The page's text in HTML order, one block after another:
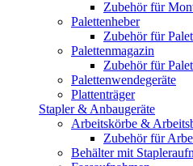
Zubehör für
Palettenheber
Zubehör für
Palettenmagazin
Zubehör für
Palettenwendegeräte
Plattenträger
Stapler & Anbaugeräte
Arbeitskörbe &
Zubehör für
Behälter mit